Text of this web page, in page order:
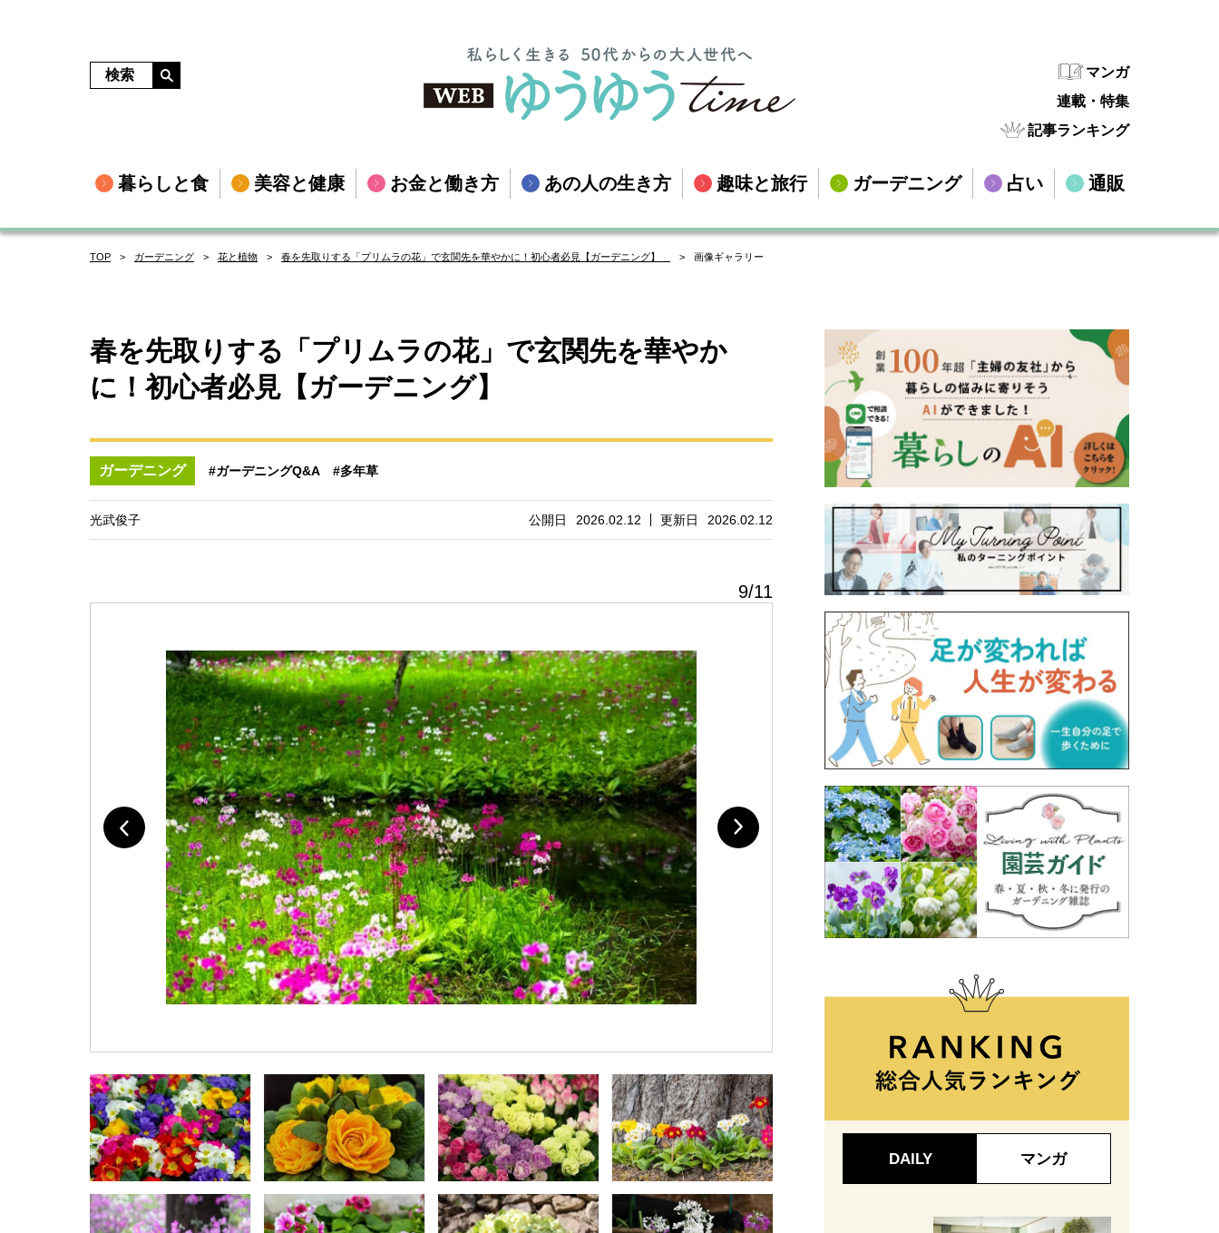
マンガ
連載・特集
記事ランキング
暮らしと食 美容と健康 お金と働き方 あの人の生き方 趣味と旅行 ガーデニング 占い 通販
TOP ガーデニング 花と植物 春を先取りする「プリムラの花」で玄関先を華やかに！初心者必見【ガーデニング】 画像ギャラリー
春を先取りする「プリムラの花」で玄関先を華やか
に！初心者必見【ガーデニング】
ガーデニング #ガーデニングQ&A #多年草
公開日 2026.02.12 更新日 2026.02.12
光武俊子
9/11
DAILY マンガ